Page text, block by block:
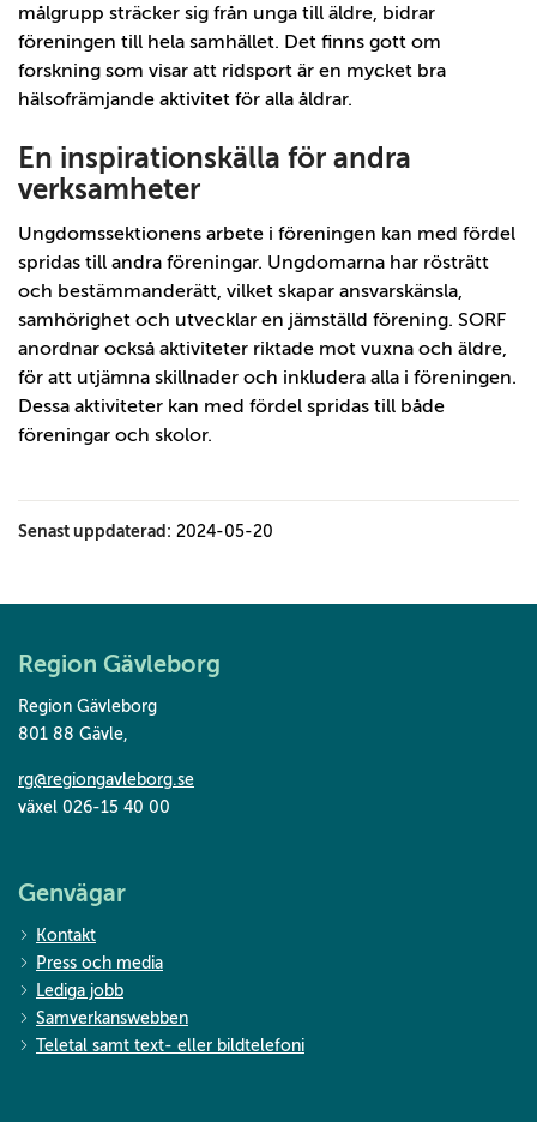
målgrupp sträcker sig från unga till äldre, bidrar
föreningen till hela samhället. Det finns gott om
forskning som visar att ridsport är en mycket bra
hälsofrämjande aktivitet för alla åldrar.
En inspirationskälla för andra
verksamheter
Ungdomssektionens arbete i föreningen kan med fördel
spridas till andra föreningar. Ungdomarna har rösträtt
och bestämmanderätt, vilket skapar ansvarskänsla,
samhörighet och utvecklar en jämställd förening. SORF
anordnar också aktiviteter riktade mot vuxna och äldre,
för att utjämna skillnader och inkludera alla i föreningen.
Dessa aktiviteter kan med fördel spridas till både
föreningar och skolor.
Senast uppdaterad: 2024-05-20
Region Gävleborg
Region Gävleborg
801 88 Gävle,
rg@regiongavleborg.se
växel 026-15 40 00
Genvägar
Kontakt
Press och media
Lediga jobb
Samverkanswebben
Teletal samt text- eller bildtelefoni